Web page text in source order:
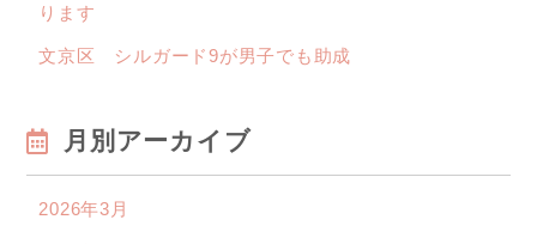
ります
文京区 シルガード9が男子でも助成
月別アーカイブ
2026年3月